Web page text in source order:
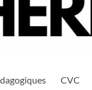
CVC